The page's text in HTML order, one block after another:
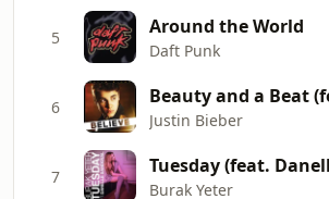
5 Around the World
Daft Punk
6
Justin Bieber
7
Burak Yeter